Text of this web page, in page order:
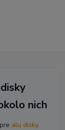
nich
alu disky.